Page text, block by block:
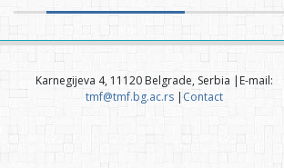
Karnegijeva 4, 11120 Belgrade, Serbia |E-mail:
tmf@tmf.bg.ac.rs| Contact